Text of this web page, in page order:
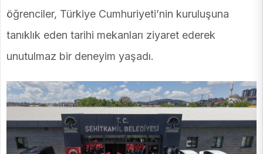
öğrenciler, Türkiye Cumhuriyeti’nin kuruluşuna
tanıklık eden tarihi mekanları ziyaret ederek
unutulmaz bir deneyim yaşadı.